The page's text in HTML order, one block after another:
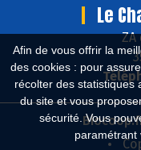
Afin de vous offrir la
des cookies : pour
récolter des statistiques
du site et vous
sécurité. Vous
paramétrant
Le